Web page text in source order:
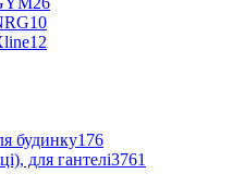
10
12
будинку176
для гантелі3761